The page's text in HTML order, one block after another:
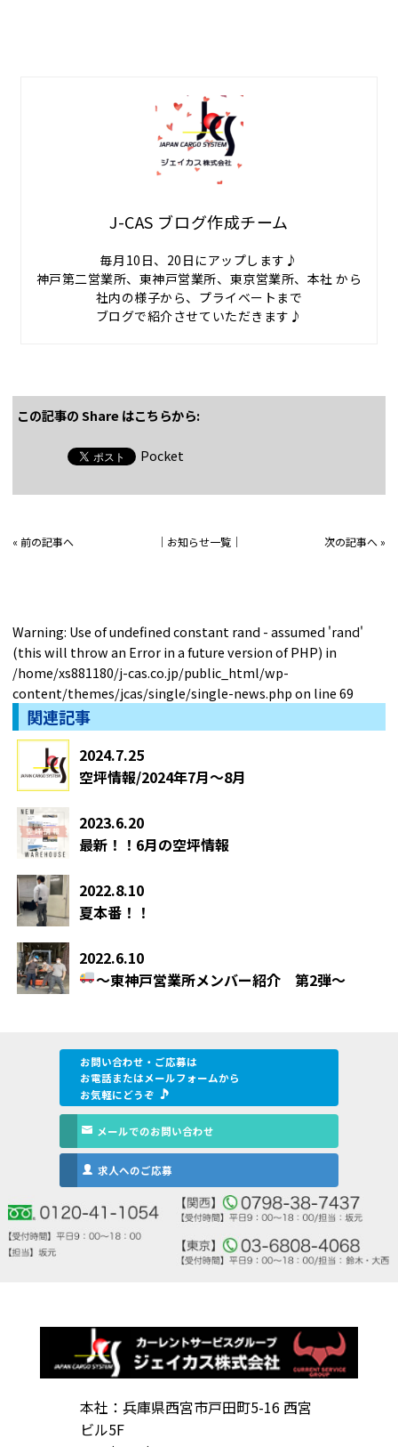
J-CAS ブログ作成チーム
毎月10日、20日にアップします♪
神戸第二営業所、東神戸営業所、東京営業所、本社 から
社内の様子から、プライベートまで
ブログで紹介させていただきます♪
この記事の Share はこちらから:
Pocket
« 前の記事へ │ お知らせ一覧 │ 次の記事へ»
Warning: Use of undefined constant rand - assumed 'rand'
(this will throw an Error in a future version of PHP) in
/home/xs881180/j-cas.co.jp/public_html/wp-
content/themes/jcas/single/single-news.phpon line69
関連記事
2024.7.25
空坪情報/2024年7月～8月
2023.6.20
最新！！6月の空坪情報
2022.8.10
夏本番！！
2022.6.10
～東神戸営業所メンバー紹介第2弾～
お問い合わせ・ご応募は
お電話またはメールフォームから
お気軽にどうぞ
メールでのお問い合わせ
求人へのご応募
本社：兵庫県西宮市戸田町5-16 西宮
ビル5F